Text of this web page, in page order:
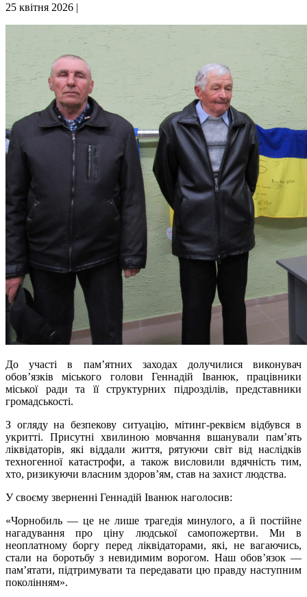
25 квітня 2026 |
До участі в пам’ятних заходах долучилися виконувач
обов’язків міського голови Геннадій Іванюк, працівники
міської ради та її структурних підрозділів, представники
громадськості.
З огляду на безпекову ситуацію, мітинг-реквієм відбувся в
укритті. Присутні хвилиною мовчання вшанували пам’ять
ліквідаторів, які віддали життя, рятуючи світ від наслідків
техногенної катастрофи, а також висловили вдячність тим,
хто, ризикуючи власним здоров’ям, став на захист людства.
У своєму зверненні Геннадій Іванюк наголосив:
«Чорнобиль — це не лише трагедія минулого, а й постійне
нагадування про ціну людської самопожертви. Ми в
неоплатному боргу перед ліквідаторами, які, не вагаючись,
стали на боротьбу з невидимим ворогом. Наш обов’язок —
пам’ятати, підтримувати та передавати цю правду наступним
поколінням».